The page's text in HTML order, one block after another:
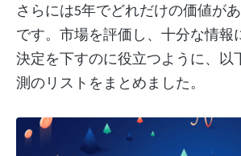
さらには5年でどれだけの価値が
です。市場を評価し、十分な情報
決定を下すのに役立つように、以
測のリストをまとめました。